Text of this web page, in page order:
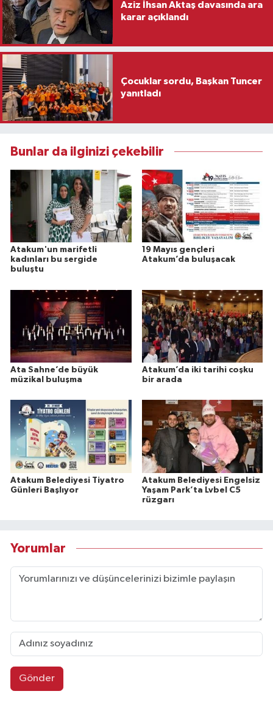
Aziz İhsan Aktaş davasında ara
karar açıklandı
Çocuklar sordu, Başkan Tuncer
yanıtladı
Bunlar da ilginizi çekebilir
Atakum'un marifetli
kadınları bu sergide
buluştu
19 Mayıs gençleri
Atakum’da buluşacak
Ata Sahne’de büyük
müzikal buluşma
Atakum’da iki tarihi coşku
bir arada
Atakum Belediyesi Tiyatro
Günleri Başlıyor
Atakum Belediyesi Engelsiz
Yaşam Park’ta Lvbel C5
rüzgarı
Yorumlar
Gönder